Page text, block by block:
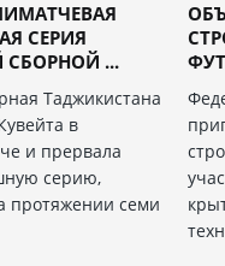
СЕРИЯ
...
Таджикистана
в
и прервала
серию,
протяжении семи